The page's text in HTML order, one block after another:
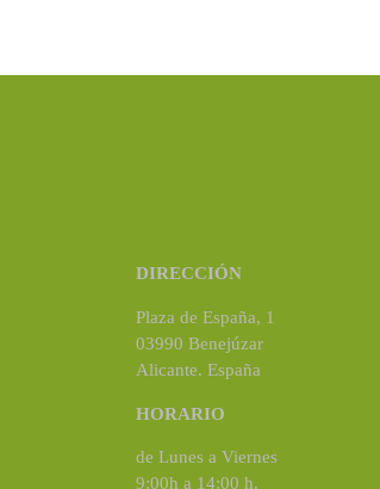
DIRECCIÓN
Plaza de España, 1
03990 Benejúzar
Alicante. España
HORARIO
de Lunes a Viernes
9:00h a 14:00 h.